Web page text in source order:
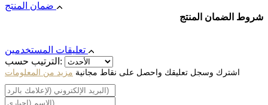
شروط الضمان المنتج
الترتيب حسب:
اشترك وسجل تعليقك واحصل على نقاط مجانية مزيد من المعلومات